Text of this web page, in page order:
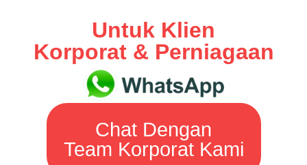
Untuk Klien
Korporat & Perniagaan
Chat Dengan
Team Korporat Kami